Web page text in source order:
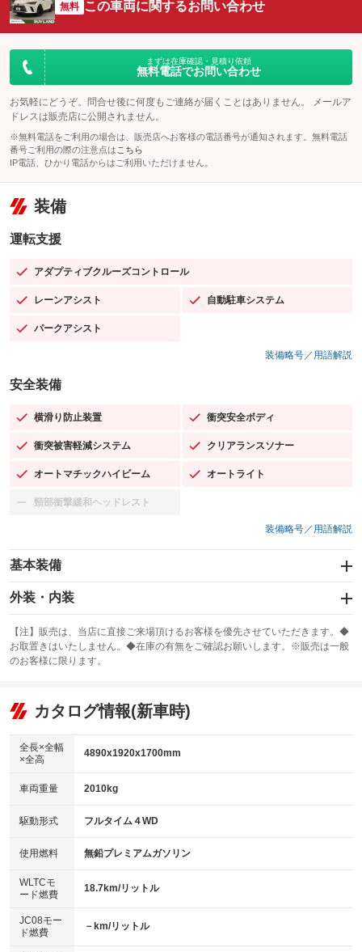
無料 この車両に関するお問い合わせ
まずは在庫確認・見積り依頼
無料電話でお問い合わせ
お気軽にどうぞ。問合せ後に何度もご連絡が届くことはありません。 メールア
ドレスは販売店に公開されません。
※無料電話をご利用の場合は、販売店へお客様の電話番号が通知されます。無料電話
番号ご利用の際の注意点は こちら
IP電話、ひかり電話からはご利用いただけません。
装備
運転支援
アダプティブクルーズコントロール
：装備あり
レーンアシスト
：装備あり 自動駐車システム
：装備あり
パークアシスト
：装備あり
装備略号／用語解説
安全装備
横滑り防止装置
：装備あり 衝突安全ボディ
：装備あり
衝突被害軽減システム
：装備あり クリアランスソナー
：装備あり
オートマチックハイビーム
：装備あり オートライト
：装備あり
頸部衝撃緩和ヘッドレスト
：装備なし
装備略号／用語解説
基本装備
エアバッグ：運転席/助手席/サイド
：装備あり
：装備なし
サンルーフ
：装備あり ABS
リフトアップ
：装備なし
：装備なし
パワーウィンドウ
アイドリングストップ
：装備あり
USB入力端子
：装備あり
100V電源
：装備あり
センターデフロック
：装備なし
電動格納ミラー
：装備あり
外装・内装
カーナビ：メモリーナビ他
：装備あり
TV：フルセグ
：装備あり
ビジュアル
：装備なし
：装備あり
革シート
キーレス
HID(キセノンライト)
：装備なし
バックカメラ
：装備あり
エアロ
：装備なし
：装備なし
パワーシート
【注】販売は、当店に直接ご来場頂けるお客様を優先させていただきます。◆
お取置きはいたしません。◆在庫の有無をご確認お願いします。※販売は一般
のお客様に限ります。
カタログ情報(新車時)
全長×全幅
×全高
4890x1920x1700mm
車両重量 2010kg
駆動形式 フルタイム４WD
使用燃料 無鉛プレミアムガソリン
WLTCモ
ード燃費
18.7km/リットル
JC08モー
ド燃費
－km/リットル